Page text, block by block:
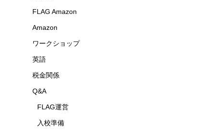
FLAG Amazon
Amazon
ワークショップ
英語
税金関係
Q&A
FLAG運営
入校準備